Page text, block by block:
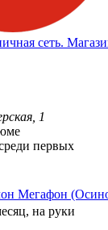
сеть.
1
первых
Мегафон
на руки